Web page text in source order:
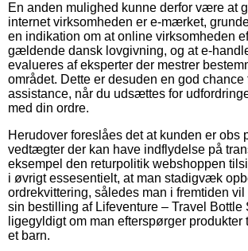
En anden mulighed kunne derfor være at
internet virksomheden er e-mærket,
en indikation om at online virksomheden
gældende dansk lovgivning, og at e-
evalueres af eksperter der mestrer
området. Dette er desuden en god chance
assistance, når du udsættes for
med din ordre.
Herudover foreslåes det at kunden er obs
vedtægter der kan have indflydelse på
eksempel den returpolitik webshoppen
i øvrigt essesentielt, at man stadigvæk
ordrekvittering, således man i fremtiden
sin bestilling af Lifeventure – Travel Bottle
ligegyldigt om man efterspørger
et barn.